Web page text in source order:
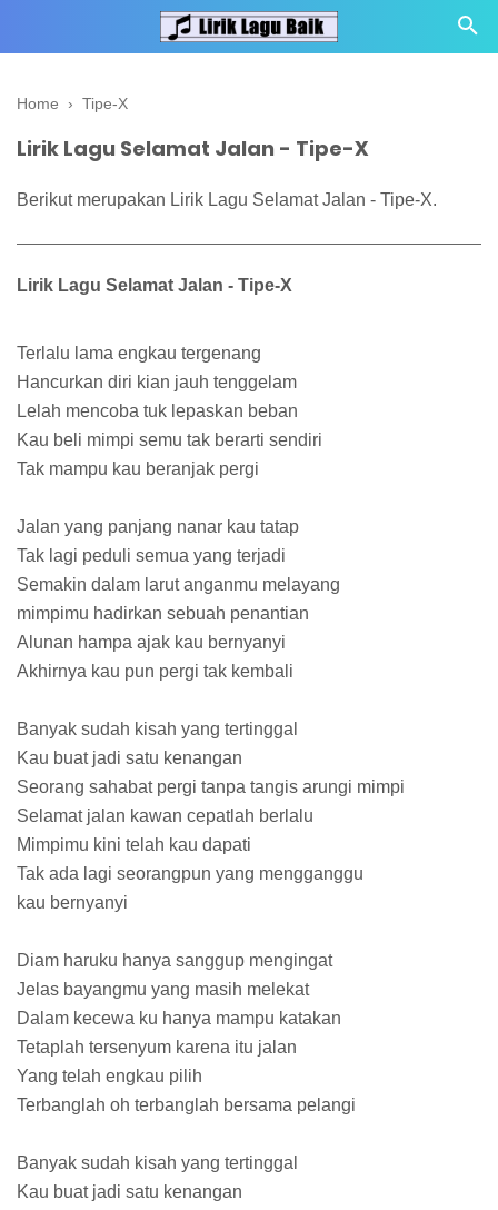
Home › Tipe-X
Lirik Lagu Selamat Jalan - Tipe-X
Berikut merupakan Lirik Lagu Selamat Jalan - Tipe-X.
Lirik Lagu Selamat Jalan - Tipe-X
Terlalu lama engkau tergenang
Hancurkan diri kian jauh tenggelam
Lelah mencoba tuk lepaskan beban
Kau beli mimpi semu tak berarti sendiri
Tak mampu kau beranjak pergi
Jalan yang panjang nanar kau tatap
Tak lagi peduli semua yang terjadi
Semakin dalam larut anganmu melayang
mimpimu hadirkan sebuah penantian
Alunan hampa ajak kau bernyanyi
Akhirnya kau pun pergi tak kembali
Banyak sudah kisah yang tertinggal
Kau buat jadi satu kenangan
Seorang sahabat pergi tanpa tangis arungi mimpi
Selamat jalan kawan cepatlah berlalu
Mimpimu kini telah kau dapati
Tak ada lagi seorangpun yang mengganggu
kau bernyanyi
Diam haruku hanya sanggup mengingat
Jelas bayangmu yang masih melekat
Dalam kecewa ku hanya mampu katakan
Tetaplah tersenyum karena itu jalan
Yang telah engkau pilih
Terbanglah oh terbanglah bersama pelangi
Banyak sudah kisah yang tertinggal
Kau buat jadi satu kenangan